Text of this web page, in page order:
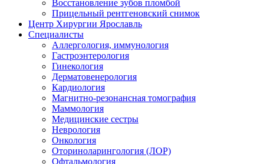
Восстановление зубов пломбой
Прицельный рентгеновский снимок
Центр Хирургии Ярославль
Специалисты
Аллергология, иммунология
Гастроэнтерология
Гинекология
Дерматовенерология
Кардиология
Магнитно-резонансная томография
Маммология
Медицинские сестры
Неврология
Онкология
Оториноларингология (ЛОР)
Офтальмология